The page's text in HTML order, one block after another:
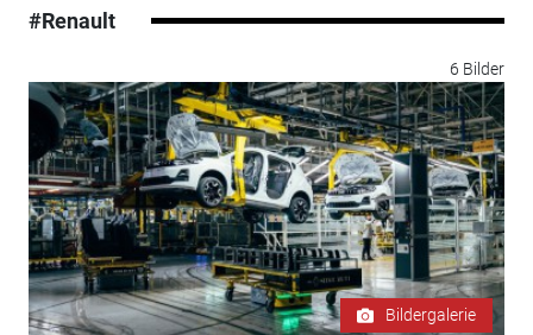
#Renault
6 Bilder
Bildergalerie